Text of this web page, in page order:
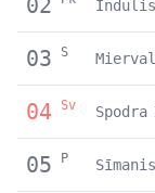
02 Indulis
03 S
04 Sv Spodra
05 P Sīmanis